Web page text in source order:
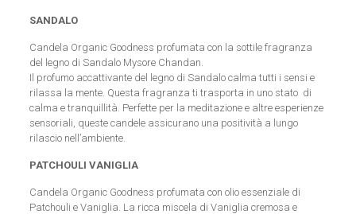
SANDALO
Candela Organic Goodness profumata con la sottile fragranza
del legno di Sandalo Mysore Chandan.
Il profumo accattivante del legno di Sandalo calma tutti i sensi e
rilassa la mente. Questa fragranza ti trasporta in uno stato di
calma e tranquillità. Perfette per la meditazione e altre esperienze
sensoriali, queste candele assicurano una positività a lungo
rilascio nell’ambiente.
PATCHOULI VANIGLIA
Candela Organic Goodness profumata con olio essenziale di
Patchouli e Vaniglia. La ricca miscela di Vaniglia cremosa e